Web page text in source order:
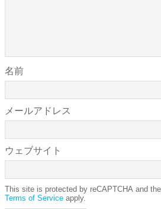
名前
メールアドレス
ウェブサイト
This site is protected by reCAPTCHA and
Terms of Service apply.